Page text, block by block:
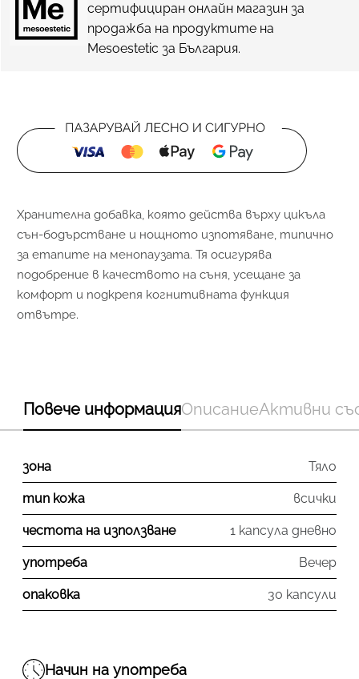
сертифициран онлайн магазин за
продажба на продуктите на
Mesoestetic за България.
Хранителна добавка, която действа върху цикъла
сън-бодърстване и нощното изпотяване, типично
за етапите на менопаузата. Тя осигурява
подобрение в качеството на съня, усещане за
комфорт и подкрепя когнитивната функция
отвътре.
Повече информацияОписаниеАктивни
зона Тяло
тип кожа всички
честота на използване 1 капсула дневно
употреба Вечер
опаковка 30 капсули
Начин на употреба